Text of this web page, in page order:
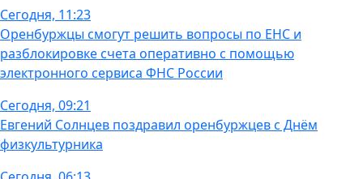
Сегодня, 11:23
Оренбуржцы смогут решить вопросы по ЕНС и
разблокировке счета оперативно с помощью
электронного сервиса ФНС России
Сегодня, 09:21
Евгений Солнцев поздравил оренбуржцев с Днём
физкультурника